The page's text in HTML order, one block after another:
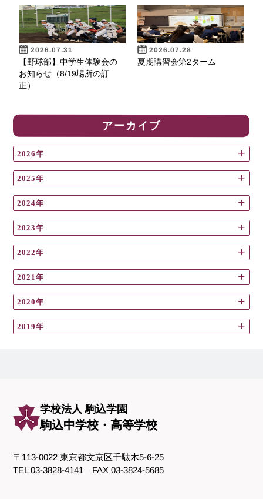
2026.07.31
【野球部】中学生体験会の
お知らせ（8/19場所の訂
正）
2026.07.28
夏期講習会第2ターム
アーカイブ
2026年
2025年
2024年
2023年
2022年
2021年
2020年
2019年
学校法人 駒込学園
駒込中学校・高等学校
〒113-0022 東京都文京区千駄木5-6-25
TEL 03-3828-4141 FAX 03-3824-5685